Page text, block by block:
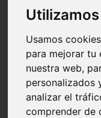
Usamos
para mejorar tu
nuestra web,
personalizados
analizar el
comprender de
Higiene
errores
7 de April de 2025